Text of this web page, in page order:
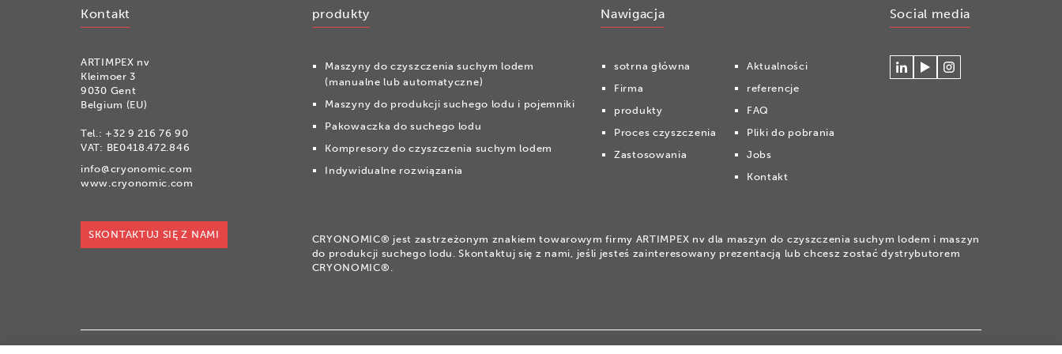
Kontakt
ARTIMPEX nv
Kleimoer 3
9030 Gent
Belgium (EU)
Tel.: +32 9 216 76 90
VAT: BE0418.472.846
info@cryonomic.com
www.cryonomic.com
SKONTAKTUJ SIĘ Z NAMI
produkty
Maszyny do czyszczenia suchym lodem
(manualne lub automatyczne)
Maszyny do produkcji suchego lodu i pojemniki
Pakowaczka do suchego lodu
Kompresory do czyszczenia suchym lodem
Indywidualne rozwiązania
Nawigacja
sotrna główna
Firma
produkty
Proces czyszczenia
Zastosowania
Aktualności
referencje
FAQ
Pliki do pobrania
Jobs
Kontakt
Social media
Connecteer
WatchVolg
CRYONOMIC® jest zastrzeżonym znakiem towarowym firmy ARTIMPEX nv dla maszyn do czyszczenia suchym lodem i maszyn
do produkcji suchego lodu. Skontaktuj się z nami, jeśli jesteś zainteresowany prezentacją lub chcesz zostać dystrybutorem
CRYONOMIC®.